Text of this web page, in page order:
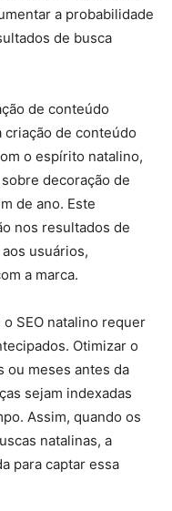
a probabilidade
de busca
de conteúdo
de conteúdo
o espírito natalino,
decoração de
de ano. Este
nos resultados de
usuários,
a marca.
SEO natalino requer
Otimizar o
ou meses antes da
sejam indexadas
Assim, quando os
natalinas, a
para captar essa